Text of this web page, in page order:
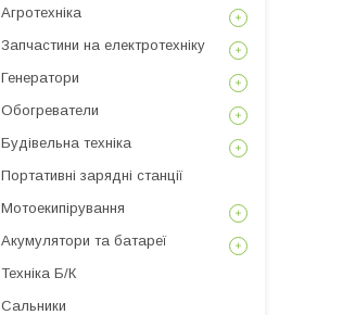
Агротехніка
Запчастини на електротехніку
Генератори
Обогреватели
Будівельна техніка
Портативні зарядні станції
Мотоекипірування
Акумулятори та батареї
Техніка Б/К
Сальники